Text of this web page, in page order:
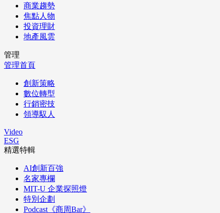
商業趨勢
焦點人物
投資理財
地產風雲
管理
管理首頁
創新策略
數位轉型
行銷密技
領導馭人
Video
ESG
精選特輯
AI創新百強
名家專欄
MIT-U 企業探照燈
特別企劃
Podcast《商周Bar》